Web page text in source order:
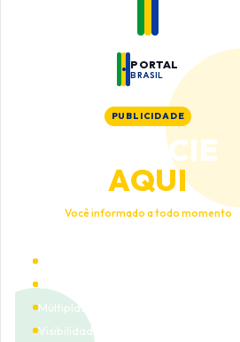
PORTAL
BRASIL
PUBLICIDADE
ANUNCIE
AQUI
Você informado a todo momento
Múltiplas categorias
Visibilidade premium